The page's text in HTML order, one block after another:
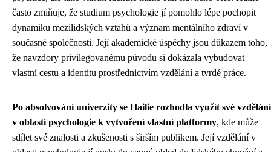
často zmiňuje, že studium psychologie jí pomohlo lépe pochopit
dynamiku mezilidských vztahů a význam mentálního zdraví v
současné společnosti. Její akademické úspěchy jsou důkazem toho,
že navzdory privilegovanému původu si dokázala vybudovat
vlastní cestu a identitu prostřednictvím vzdělání a tvrdé práce.
Po absolvování univerzity se Hailie rozhodla využít své vzdělání
v oblasti psychologie k vytvoření vlastní platformy, kde může
sdílet své znalosti a zkušenosti s širším publikem. Její vzdělání v